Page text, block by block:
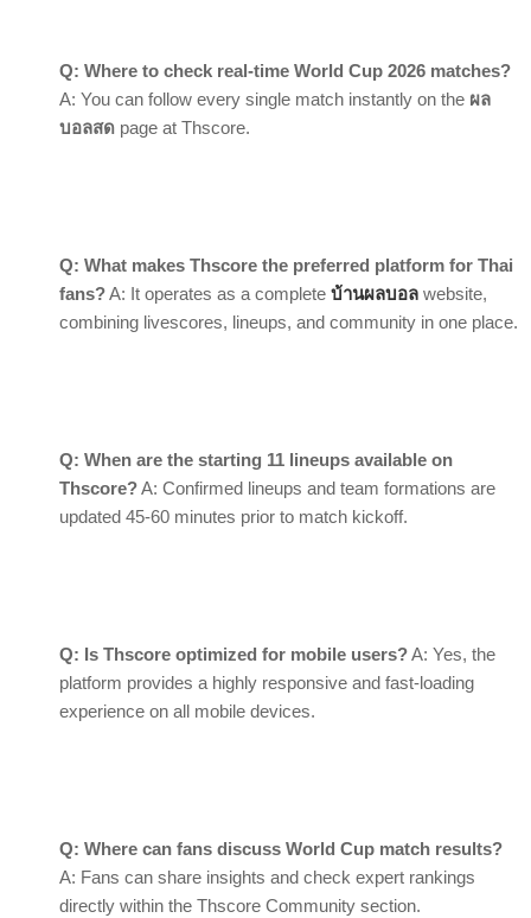
Q: Where to check real-time World Cup 2026 matches?
A: You can follow every single match instantly on the ผล
บอลสด page at Thscore.
Q: What makes Thscore the preferred platform for Thai
fans?A: It operates as a complete บ้านผลบอล website,
combining livescores, lineups, and community in one place.
Q: When are the starting 11 lineups available on
Thscore?A: Confirmed lineups and team formations are
updated 45-60 minutes prior to match kickoff.
Q: Is Thscore optimized for mobile users?A: Yes, the
platform provides a highly responsive and fast-loading
experience on all mobile devices.
Q: Where can fans discuss World Cup match results?
A: Fans can share insights and check expert rankings
directly within the Thscore Community section.